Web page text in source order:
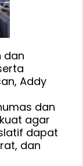
dan
Addy
dan
agar
dapat
dan